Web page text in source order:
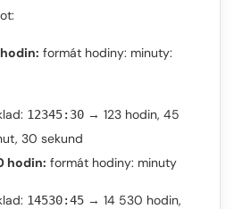
formát hodiny: minuty:
12345:30 → 123 hodin, 45
30 sekund
hodin: formát hodiny: minuty
14530:45 → 14 530 hodin,